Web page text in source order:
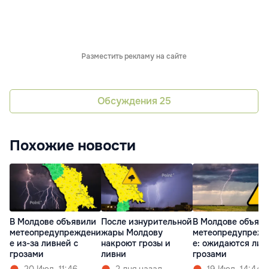
Разместить рекламу на сайте
Обсуждения 25
Похожие новости
В Молдове объявили
метеопредупреждени
е из-за ливней с
грозами
После изнурительной
жары Молдову
накроют грозы и
ливни
В Молдове
е: ожидаются
грозами